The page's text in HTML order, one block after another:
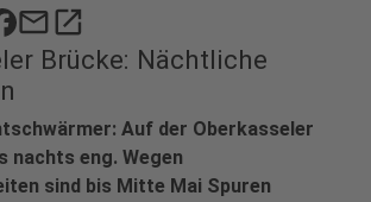
mailopen_in_new
Brücke: Nächtliche
Auf der Oberkasseler
nachts eng. Wegen
sind bis Mitte Mai Spuren